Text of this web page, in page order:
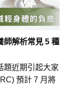
師解析常見 5 種
題近期引起大家
預計 7 月將